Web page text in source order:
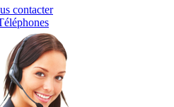
contacter